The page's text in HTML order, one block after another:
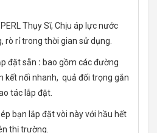
Thụy Sĩ, Chịu áp lực nước
rò rỉ trong thời gian sử dụng.
đặt sẵn : bao gồm các đường
kết nối nhanh, quả đối trọng gắn
tác lắp đặt.
bạn lắp đặt vòi này với hầu hết
thị trường.